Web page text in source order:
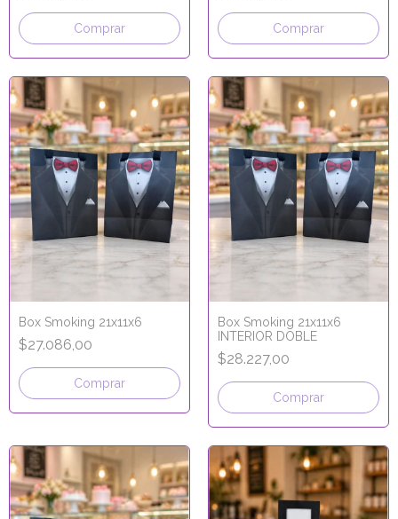
Comprar Comprar
Box Smoking 21x11x6
$27.086,00
Comprar
Box Smoking 21x11x6
INTERIOR DOBLE
$28.227,00
Comprar